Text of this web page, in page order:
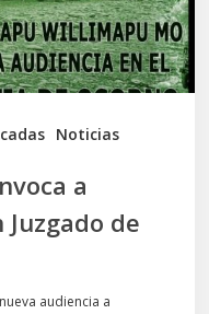
Noticias
a
de
audiencia a